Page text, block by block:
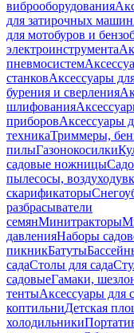
виброоборудования
для затирочных машин
для мотобуров и
электроинструмента
пневмосистем
станковАксессуары
бурения и сверления
шлифования
приборовАксессуары
техникаТриммеры,
пилыГазонокосилки
садовые ножницы
пылесосы,
скарификаторы
разбрасыватели
семянМинитракторы
давленияНаборы
пикникБатуты
садаСтолы для сада
садовыеГамаки,
тентыАксессуары для
коптильниДетская
холодильники